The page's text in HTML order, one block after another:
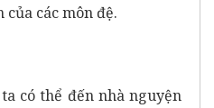
các môn đệ.
có thể đến nhà nguyện